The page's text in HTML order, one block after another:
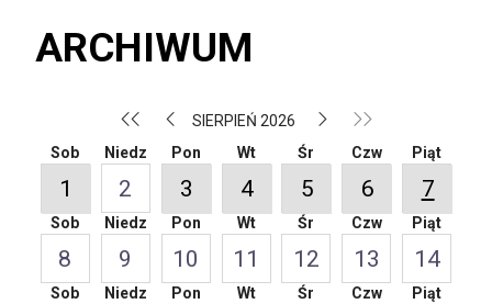
ARCHIWUM
SIERPIEŃ 2026
Sob
1
Niedz
2
Pon
3
Wt
4
Śr
5
Czw
6
Piąt
7
Sob
8
Niedz
9
Pon
10
Wt
11
Śr
12
Czw
13
Piąt
14
Sob Niedz Pon Wt Śr Czw Piąt